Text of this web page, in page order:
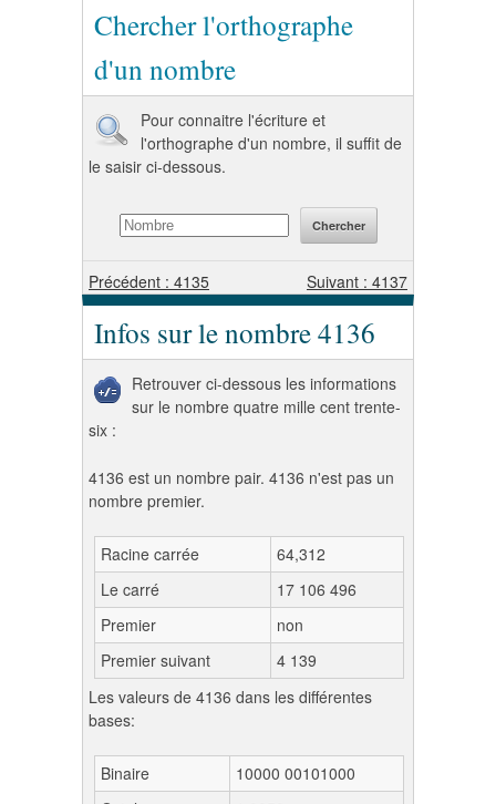
Chercher l'orthographe
d'un nombre
Pour connaitre l'écriture et
l'orthographe d'un nombre, il suffit de
le saisir ci-dessous.
Précédent : 4135 Suivant : 4137
Infos sur le nombre 4136
Retrouver ci-dessous les informations
sur le nombre quatre mille cent trente-
six :
4136 est un nombre pair. 4136 n'est pas un
nombre premier.
Racine carrée
64,312
Le carré
17 106 496
Premier
non
Premier suivant
4 139
Les valeurs de 4136 dans les différentes
bases:
Binaire
10000 00101000